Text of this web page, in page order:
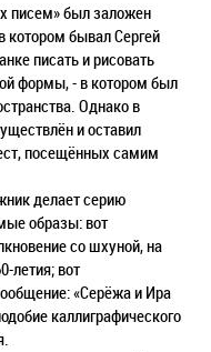
писем» был заложен
котором бывал Сергей
писать и рисовать
формы, - в котором был
Однако в
и оставил
посещённых самим
делает серию
образы: вот
со шхуной, на
летия; вот
«Серёжа и Ира
каллиграфического